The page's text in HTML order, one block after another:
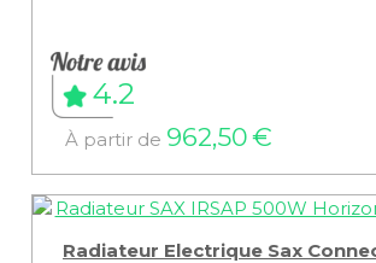
4.2
À partir de 962,50 €
Radiateur Electrique Sax